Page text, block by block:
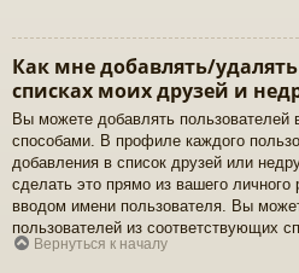
Как мне добавлять/
списках моих друзей и
Вы можете добавлять пользователей
способами. В профиле каждого
добавления в список друзей или
сделать это прямо из вашего
вводом имени пользователя. Вы
пользователей из соответствующих
Вернуться к началу